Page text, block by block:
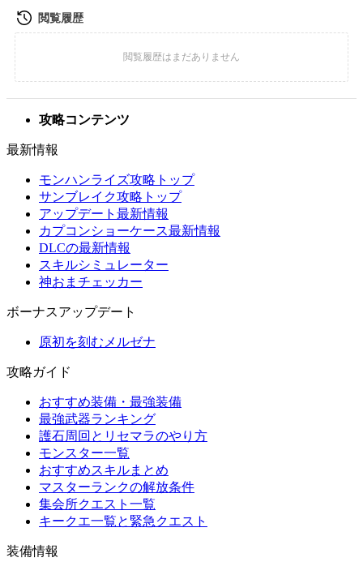
攻略コンテンツ
最新情報
モンハンライズ攻略トップ
サンブレイク攻略トップ
アップデート最新情報
カプコンショーケース最新情報
DLCの最新情報
スキルシミュレーター
神おまチェッカー
ボーナスアップデート
原初を刻むメルゼナ
攻略ガイド
おすすめ装備・最強装備
最強武器ランキング
護石周回とリセマラのやり方
モンスター一覧
おすすめスキルまとめ
マスターランクの解放条件
集会所クエスト一覧
キークエ一覧と緊急クエスト
装備情報